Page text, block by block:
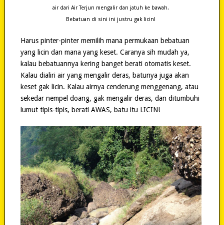
air dari Air Terjun mengalir dan jatuh ke bawah.
Bebatuan di sini ini justru gak licin!
Harus pinter-pinter memilih mana permukaan bebatuan
yang licin dan mana yang keset. Caranya sih mudah ya,
kalau bebatuannya kering banget berati otomatis keset.
Kalau dialiri air yang mengalir deras, batunya juga akan
keset gak licin. Kalau airnya cenderung menggenang, atau
sekedar nempel doang, gak mengalir deras, dan ditumbuhi
lumut tipis-tipis, berati AWAS, batu itu LICIN!